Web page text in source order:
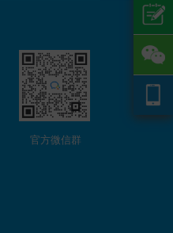
官方微信群